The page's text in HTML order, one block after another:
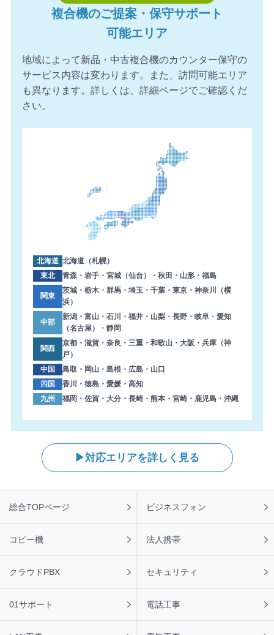
複合機のご提案・保守サポート
可能エリア
地域によって新品・中古複合機のカウンター保守の
サービス内容は変わります。また、訪問可能エリア
も異なります。詳しくは、詳細ページでご確認くだ
さい。
北海道 北海道（札幌）
東北
青森・岩手・宮城（仙台）・秋田・山形・福島
関東
茨城・栃木・群馬・埼玉・千葉・東京・神奈川（横
浜）
中部
新潟・富山・石川・福井・山梨・長野・岐阜・愛知
（名古屋）・静岡
関西
京都・滋賀・奈良・三重・和歌山・大阪・兵庫（神
戸）
中国
鳥取・岡山・島根・広島・山口
四国
香川・徳島・愛媛・高知
九州
福岡・佐賀・大分・長崎・熊本・宮崎・鹿児島・沖縄
対応エリアを詳しく見る
ッ
タ
総合TOPページ ビジネスフォン
コピー機 法人携帯
クラウドPBX セキュリティ
01サポート 電話工事